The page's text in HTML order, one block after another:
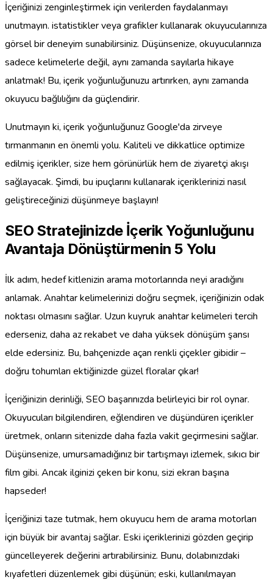
İçeriğinizi zenginleştirmek için verilerden faydalanmayı
unutmayın. istatistikler veya grafikler kullanarak okuyucularınıza
görsel bir deneyim sunabilirsiniz. Düşünsenize, okuyucularınıza
sadece kelimelerle değil, aynı zamanda sayılarla hikaye
anlatmak! Bu, içerik yoğunluğunuzu artırırken, aynı zamanda
okuyucu bağlılığını da güçlendirir.
Unutmayın ki, içerik yoğunluğunuz Google'da zirveye
tırmanmanın en önemli yolu. Kaliteli ve dikkatlice optimize
edilmiş içerikler, size hem görünürlük hem de ziyaretçi akışı
sağlayacak. Şimdi, bu ipuçlarını kullanarak içeriklerinizi nasıl
geliştireceğinizi düşünmeye başlayın!
SEO Stratejinizde İçerik Yoğunluğunu
Avantaja Dönüştürmenin 5 Yolu
İlk adım, hedef kitlenizin arama motorlarında neyi aradığını
anlamak. Anahtar kelimelerinizi doğru seçmek, içeriğinizin odak
noktası olmasını sağlar. Uzun kuyruk anahtar kelimeleri tercih
ederseniz, daha az rekabet ve daha yüksek dönüşüm şansı
elde edersiniz. Bu, bahçenizde açan renkli çiçekler gibidir –
doğru tohumları ektiğinizde güzel floralar çıkar!
İçeriğinizin derinliği, SEO başarınızda belirleyici bir rol oynar.
Okuyucuları bilgilendiren, eğlendiren ve düşündüren içerikler
üretmek, onların sitenizde daha fazla vakit geçirmesini sağlar.
Düşünsenize, umursamadığınız bir tartışmayı izlemek, sıkıcı bir
film gibi. Ancak ilginizi çeken bir konu, sizi ekran başına
hapseder!
İçeriğinizi taze tutmak, hem okuyucu hem de arama motorları
için büyük bir avantaj sağlar. Eski içeriklerinizi gözden geçirip
güncelleyerek değerini artırabilirsiniz. Bunu, dolabınızdaki
kıyafetleri düzenlemek gibi düşünün; eski, kullanılmayan